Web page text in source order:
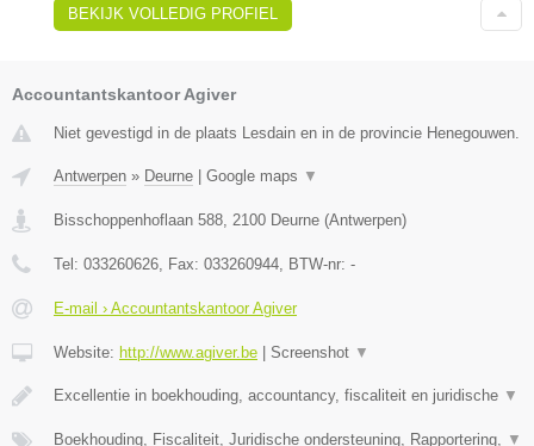
BEKIJK VOLLEDIG PROFIEL
Accountantskantoor Agiver
Niet gevestigd in de plaats Lesdain en in de provincie Henegouwen.
Antwerpen » Deurne Google maps ▼
Bisschoppenhoflaan 588, 2100 Deurne (Antwerpen)
Tel: 033260626, Fax: 033260944, BTW-nr: -
E-mail › Accountantskantoor Agiver
Website: http://www.agiver.be Screenshot ▼
Excellentie in boekhouding, accountancy, fiscaliteit en juridische ▼
Boekhouding, Fiscaliteit, Juridische ondersteuning, Rapportering, ▼